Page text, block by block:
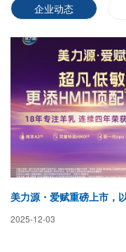
企业动态
2025-12-03